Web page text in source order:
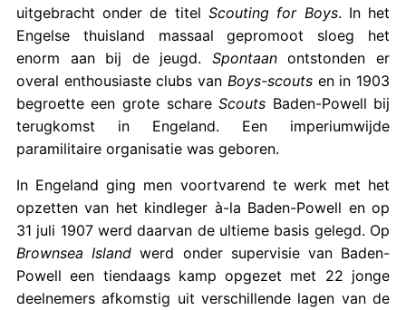
uitgebracht onder de titel Scouting for Boys. In het
Engelse thuisland massaal gepromoot sloeg het
enorm aan bij de jeugd. Spontaanontstonden er
overal enthousiaste clubs van Boys-scoutsen in 1903
begroette een grote schareScouts Baden-Powell bij
terugkomst in Engeland. Een imperiumwijde
paramilitaire organisatie was geboren.
In Engeland ging men voortvarend te werk met het
opzetten van het kindleger à-la Baden-Powell en op
31 juli 1907 werd daarvan de ultieme basis gelegd. Op
Brownsea Island werd onder supervisie van Baden-
Powell een tiendaags kamp opgezet met 22 jonge
deelnemers afkomstig uit verschillende lagen van de